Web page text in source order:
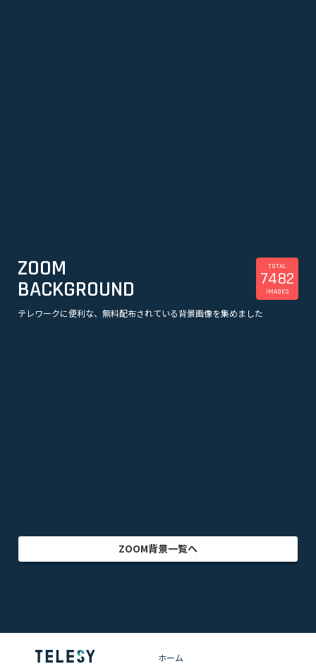
ZOOM
BACKGROUND
テレワークに便利な、無料配布されている背景画像を集めました
TOTAL
7482
IMAGES
美容
ZOOM背景一覧へ
ホーム